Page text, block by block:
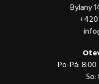
Bylany
Po-Pá: 8:00